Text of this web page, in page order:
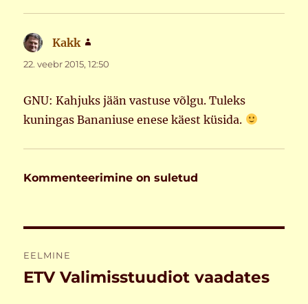
Kakk
22. veebr 2015, 12:50
GNU: Kahjuks jään vastuse võlgu. Tuleks
kuningas Bananiuse enese käest küsida.
Kommenteerimine on suletud
EELMINE
Eelmine
ETV Valimisstuudiot vaadates